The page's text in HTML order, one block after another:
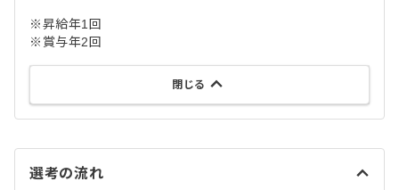
※昇給年1回
※賞与年2回
閉じる
選考の流れ